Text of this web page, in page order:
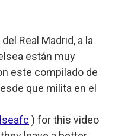
Real Madrid, a la
están muy
este compilado de
que milita en el
) for this video